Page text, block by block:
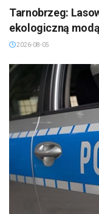
Tarnobrzeg:
ekologiczną modą
2026-08-05